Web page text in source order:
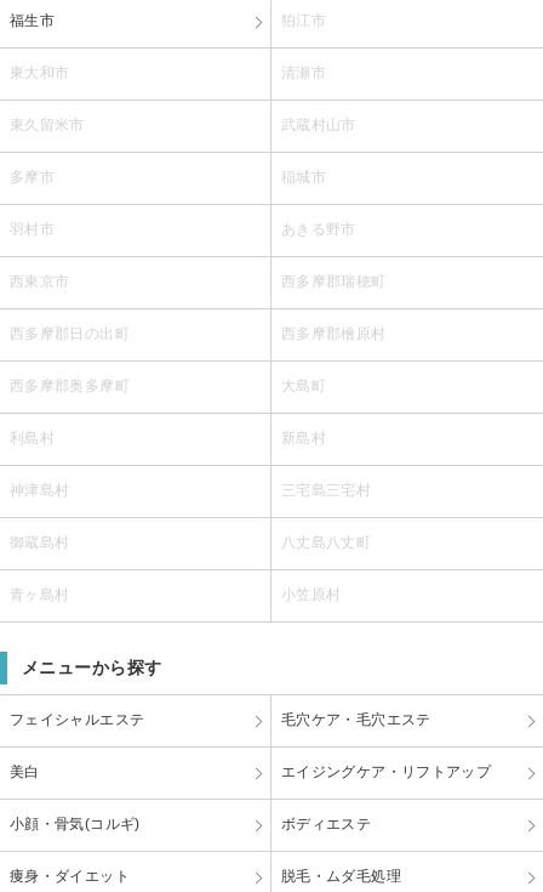
福生市 狛江市
東大和市 清瀬市
東久留米市 武蔵村山市
多摩市 稲城市
羽村市 あきる野市
西東京市 西多摩郡瑞穂町
西多摩郡日の出町 西多摩郡檜原村
西多摩郡奥多摩町 大島町
利島村 新島村
神津島村 三宅島三宅村
御蔵島村 八丈島八丈町
青ヶ島村 小笠原村
メニューから探す
フェイシャルエステ 毛穴ケア・毛穴エステ
美白 エイジングケア・リフトアップ
小顔・骨気(コルギ) ボディエステ
痩身・ダイエット 脱毛・ムダ毛処理